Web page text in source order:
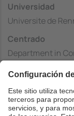
Universidad
Universite de
Centrado
Department in
Francia